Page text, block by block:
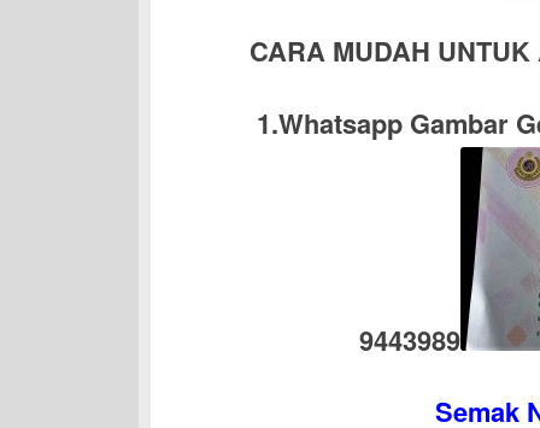
CARA MUDAH
1.Whatsapp Gambar
9443989
Semak